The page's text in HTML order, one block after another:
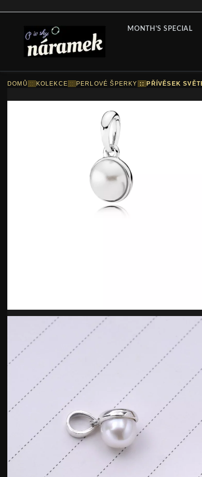
MONTH'S SPECIAL
DOMŮ :: KOLEKCE :: PERLOVÉ ŠPERKY :: PŘÍVĚSEK